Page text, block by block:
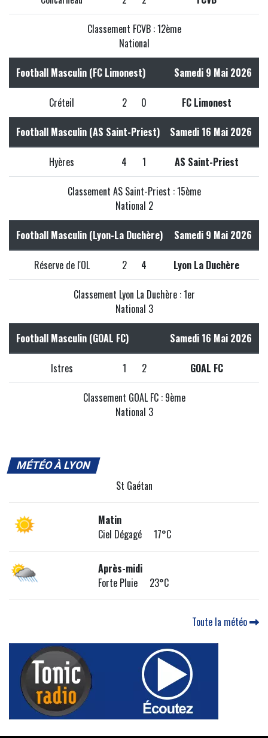
Classement FCVB : 12ème
National
Football Masculin (FC Limonest) Samedi 9 Mai 2026
Créteil 2 0 FC Limonest
Football Masculin (AS Saint-Priest) Samedi 16 Mai 2026
Hyères 4 1 AS Saint-Priest
Classement AS Saint-Priest : 15ème
National 2
Football Masculin (Lyon-La Duchère) Samedi 9 Mai 2026
Réserve de l'OL 2 4 Lyon La Duchère
Classement Lyon La Duchère : 1er
National 3
Football Masculin (GOAL FC) Samedi 16 Mai 2026
Istres 1 2 GOAL FC
Classement GOAL FC : 9ème
National 3
MÉTÉO À LYON
St Gaétan
Matin
Ciel Dégagé 17°C
Après-midi
Forte Pluie 23°C
Toute la météo